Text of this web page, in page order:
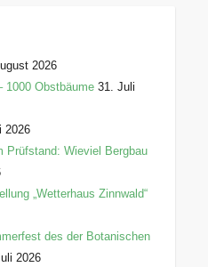
2026
1000 Obstbäume 31. Juli
2026
Prüfstand: Wieviel Bergbau
„Wetterhaus Zinnwald“
des der Botanischen
2026